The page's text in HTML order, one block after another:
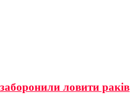
ловити раків